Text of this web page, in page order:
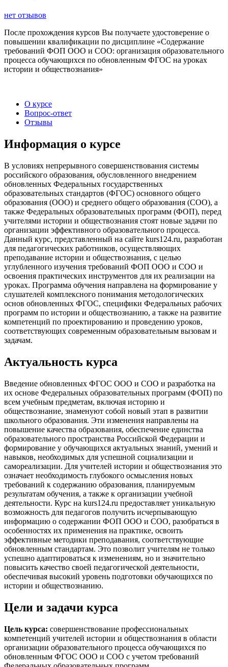
нет отзывов
После прохождения курсов Вы получаете удостоверение о
повышении квалификации по дисциплине «Содержание
требований ФОП ООО и СОО: организация образовательного
процесса обучающихся по обновленным ФГОС на уроках
истории и обществознания»
О курсе
Вопрос-ответ
Отзывы
Информация о курсе
В условиях непрерывного совершенствования системы
российского образования, обусловленного внедрением
обновленных Федеральных государственных
образовательных стандартов (ФГОС) основного общего
образования (ООО) и среднего общего образования (СОО), а
также Федеральных образовательных программ (ФОП), перед
учителями истории и обществознания стоят новые задачи по
организации эффективного образовательного процесса.
Данный курс, представленный на сайте kurs124.ru, разработан
для педагогических работников, осуществляющих
преподавание истории и обществознания, с целью
углубленного изучения требований ФОП ООО и СОО и
освоения практических инструментов для их реализации на
уроках. Программа обучения направлена на формирование у
слушателей комплексного понимания методологических
основ обновленных ФГОС, специфики Федеральных рабочих
программ по истории и обществознанию, а также на развитие
компетенций по проектированию и проведению уроков,
соответствующих современным образовательным вызовам и
задачам.
Актуальность курса
Введение обновленных ФГОС ООО и СОО и разработка на
их основе Федеральных образовательных программ (ФОП) по
всем учебным предметам, включая историю и
обществознание, знаменуют собой новый этап в развитии
школьного образования. Эти изменения направлены на
повышение качества образования, обеспечение единства
образовательного пространства Российской Федерации и
формирование у обучающихся актуальных знаний, умений и
навыков, необходимых для успешной социализации и
самореализации. Для учителей истории и обществознания это
означает необходимость глубокого осмысления новых
требований к содержанию образования, планируемым
результатам обучения, а также к организации учебной
деятельности. Курс на kurs124.ru предоставляет уникальную
возможность для педагогов получить исчерпывающую
информацию о содержании ФОП ООО и СОО, разобраться в
особенностях их применения на практике, освоить
эффективные методики преподавания, соответствующие
обновленным стандартам. Это позволит учителям не только
успешно адаптироваться к изменениям, но и значительно
повысить качество своей педагогической деятельности,
обеспечивая высокий уровень подготовки обучающихся по
истории и обществознанию.
Цели и задачи курса
Цель курса: совершенствование профессиональных
компетенций учителей истории и обществознания в области
организации образовательного процесса обучающихся по
обновленным ФГОС ООО и СОО с учетом требований